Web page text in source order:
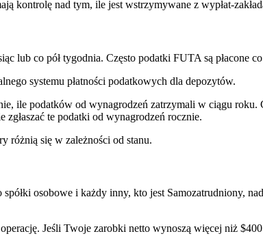
kontrolę nad tym, ile jest wstrzymywane z wypłat-
lub co pół tygodnia. Często podatki FUTA są płacone
systemu płatności podatkowych dla depozytów.
ile podatków od wynagrodzeń zatrzymali w ciągu
te podatki od wynagrodzeń rocznie.
różnią się w zależności od stanu.
osobowe i każdy inny, kto jest Samozatrudniony,
Jeśli Twoje zarobki netto wynoszą więcej niż